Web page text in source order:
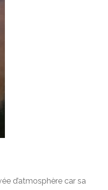
d’atmosphère car sa